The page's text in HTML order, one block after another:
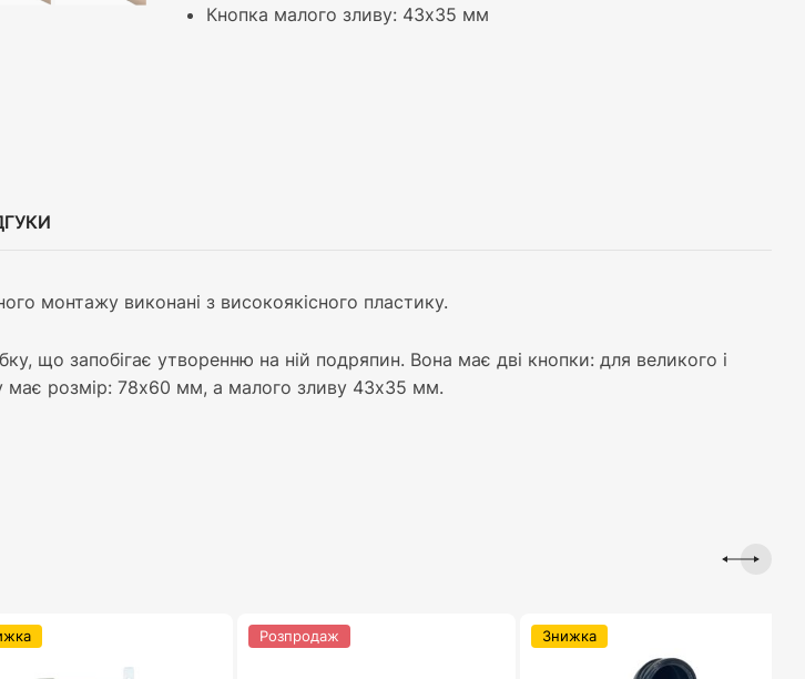
Кнопка малого зливу: 43х35 мм
монтажу виконані з високоякісного пластику.
що запобігає утворенню на ній подряпин. Вона має дві кнопки: для великого і
має розмір: 78x60 мм, а малого зливу 43x35 мм.
Розпродаж Знижка